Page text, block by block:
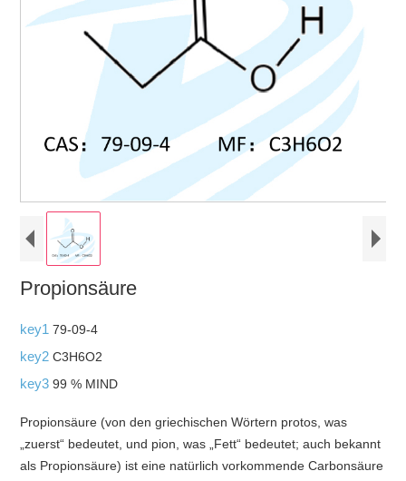
Propionsäure
key179-09-4
key2C3H6O2
key399 % MIND
Propionsäure (von den griechischen Wörtern protos, was
„zuerst“ bedeutet, und pion, was „Fett“ bedeutet; auch bekannt
als Propionsäure) ist eine natürlich vorkommende Carbonsäure